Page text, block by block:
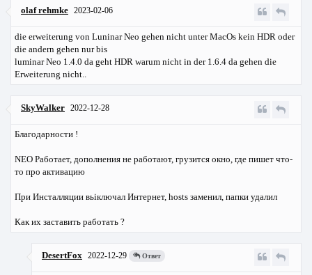
olaf rehmke 2023-02-06
die erweiterung von Luninar Neo gehen nicht unter MacOs kein HDR oder
die andern gehen nur bis
luminar Neo 1.4.0 da geht HDR warum nicht in der 1.6.4 da gehen die
Erweiterung nicht..
SkyWalker 2022-12-28
Благодарности !
NEO Работает, дополнения не работают, грузится окно, где пишет что-
то про активацию
При Инсталляции вьіключал Интернет, hosts заменил, папки удалил
Как их заставить работать ?
DesertFox 2022-12-29 Ответ